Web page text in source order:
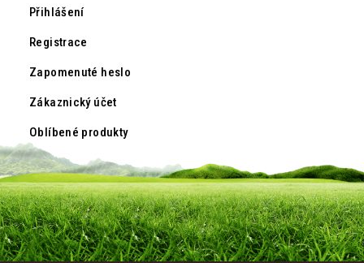
Přihlášení
Registrace
Zapomenuté heslo
Zákaznický účet
Oblíbené produkty